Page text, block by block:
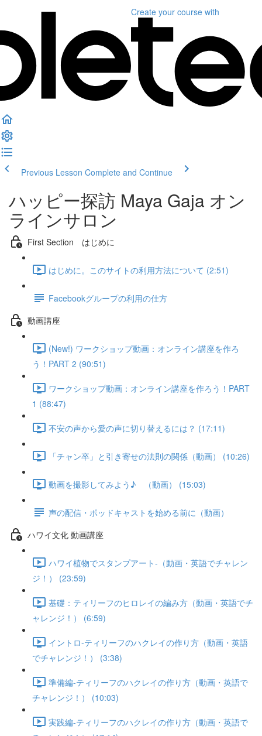
Create your course with
Previous Lesson Complete and Continue
ハッピー探訪 Maya Gaja オン
ラインサロン
First Section はじめに
はじめに。このサイトの利用方法について (2:51)
Facebookグループの利用の仕方
動画講座
(New!) ワークショップ動画：オンライン講座を作ろ
う！PART 2 (90:51)
ワークショップ動画：オンライン講座を作ろう！PART
1 (88:47)
不安の声から愛の声に切り替えるには？ (17:11)
「チャン卒」と引き寄せの法則の関係（動画） (10:26)
動画を撮影してみよう♪ （動画） (15:03)
声の配信・ポッドキャストを始める前に（動画）
ハワイ文化 動画講座
ハワイ植物でスタンプアート-（動画・英語でチャレン
ジ！） (23:59)
基礎：ティリーフのヒロレイの編み方（動画・英語でチ
ャレンジ！） (6:59)
イントロ-ティリーフのハクレイの作り方（動画・英語
でチャレンジ！） (3:38)
準備編-ティリーフのハクレイの作り方（動画・英語で
チャレンジ！） (10:03)
実践編-ティリーフのハクレイの作り方（動画・英語で